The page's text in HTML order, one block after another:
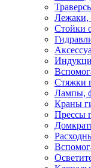
Лежаки,
Стойки
Стяжки
Лампы,
Краны
Прессы